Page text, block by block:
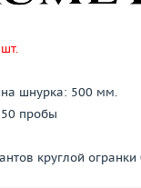
шнурка: 500 мм.
пробы
круглой